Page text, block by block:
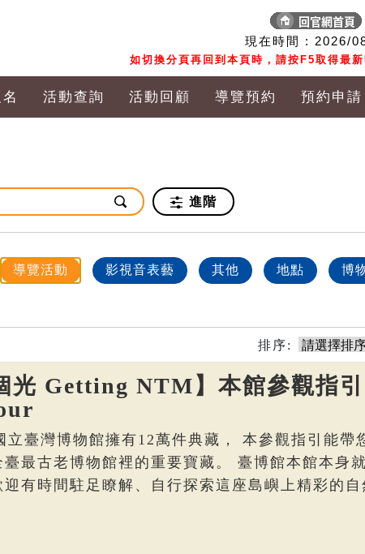
現在時間 : 2026/
如切換分頁再回到本頁時，請按F5取得最
活動查詢 活動回顧 導覽預約 預約申請
進階
導覽活動 影視音表藝 其他 地點 博
排序:
光 Getting NTM】本館參觀指
立臺灣博物館擁有12萬件典藏， 本參觀指引能帶
最古老博物館裡的重要寶藏。 臺博館本館本身
有時間駐足瞭解、自行探索這座島嶼上精彩的自